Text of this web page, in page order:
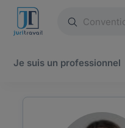
Je suis un professionnel